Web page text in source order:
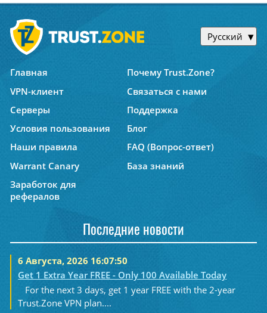
Русский
Главная
Почему Trust.Zone?
VPN-клиент
Связаться с нами
Серверы
Поддержка
Условия пользования
Блог
Наши правила
FAQ (Вопрос-ответ)
Warrant Canary
База знаний
Заработок для
рефералов
Последние новости
6 Августа, 2026 16:07:50
Get 1 Extra Year FREE - Only 100 Available Today
For the next 3 days, get 1 year FREE with the 2-year
Trust.Zone VPN plan....